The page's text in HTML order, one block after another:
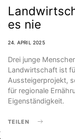
es nie
24. APRIL 2025
Drei junge
Landwirtschaft ist
Aussteigerprojekt,
für regionale
Eigenständigkeit.
TEILEN